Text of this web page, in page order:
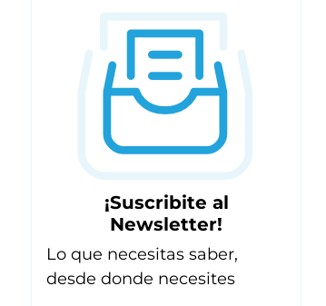
¡Suscribite al
Newsletter!
Lo que necesitas saber,
desde donde necesites